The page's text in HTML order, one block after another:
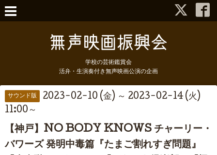
学校の芸術鑑賞会
活弁・生演奏付き無声映画公演の企画
サウンド版
2023-02-10 (金) ～ 2023-02-14 (火)
11:00～
【神戸】NO BODY KNOWS チャーリー・
バワーズ 発明中毒篇『たまご割れすぎ問題』